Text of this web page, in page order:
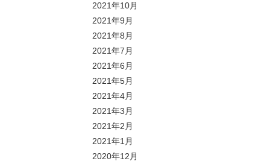
2021年10月
2021年9月
2021年8月
2021年7月
2021年6月
2021年5月
2021年4月
2021年3月
2021年2月
2021年1月
2020年12月